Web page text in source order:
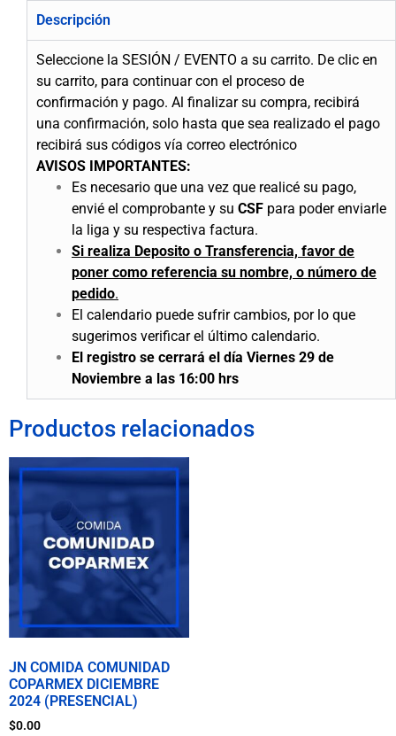
Descripción
Seleccione la SESIÓN / EVENTO a su carrito. De clic en
su carrito, para continuar con el proceso de
confirmación y pago. Al finalizar su compra, recibirá
una confirmación, solo hasta que sea realizado el pago
recibirá sus códigos vía correo electrónico
AVISOS IMPORTANTES:
Es necesario que una vez que realicé su pago,
envié el comprobante y su CSF para poder enviarle
la liga y su respectiva factura.
Si realiza Deposito o Transferencia, favor de
poner como referencia su nombre, o número de
pedido.
El calendario puede sufrir cambios, por lo que
sugerimos verificar el último calendario.
El registro se cerrará el día Viernes 29 de
Noviembre a las 16:00 hrs
Productos relacionados
JN COMIDA COMUNIDAD
COPARMEX DICIEMBRE
2024 (PRESENCIAL)
$0.00